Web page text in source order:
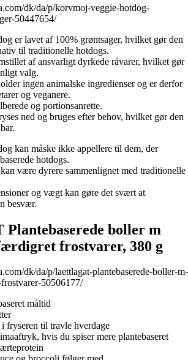
dk/da/p/korvmoj-veggie-hotdog-
50447654/
er lavet af 100% grøntsager, hvilket gør den
til traditionelle hotdogs.
af ansvarligt dyrkede råvarer, hvilket gør
valg.
ingen animalske ingredienser og er derfor
og veganere.
og portionsanrette.
ned og bruges efter behov, hvilket gør den
kan måske ikke appellere til dem, der
hotdogs.
være dyrere sammenlignet med traditionelle
og vægt kan gøre det svært at
besvær.
boller m
frostvarer, 380 g
dk/da/p/laettlagat-plantebaserede-boller-m-
50506177/
måltid
fryseren til travle hverdage
hvis du spiser mere plantebaseret